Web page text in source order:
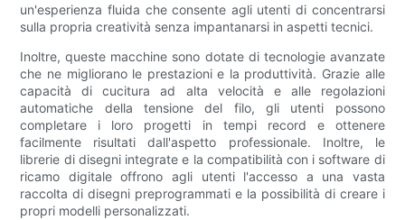
un'esperienza fluida che consente agli utenti di concentrarsi
sulla propria creatività senza impantanarsi in aspetti tecnici.
Inoltre, queste macchine sono dotate di tecnologie avanzate
che ne migliorano le prestazioni e la produttività. Grazie alle
capacità di cucitura ad alta velocità e alle regolazioni
automatiche della tensione del filo, gli utenti possono
completare i loro progetti in tempi record e ottenere
facilmente risultati dall'aspetto professionale. Inoltre, le
librerie di disegni integrate e la compatibilità con i software di
ricamo digitale offrono agli utenti l'accesso a una vasta
raccolta di disegni preprogrammati e la possibilità di creare i
propri modelli personalizzati.